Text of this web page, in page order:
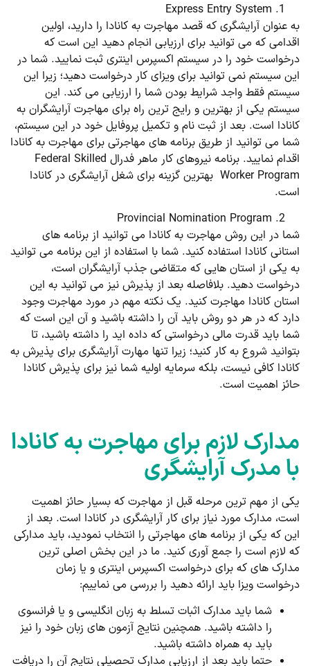
Express Entry System
به عنوان آرایشگری که قصد مهاجرت به کانادا را دارید، اولین
اقدامی که می توانید برای ارزیابی انجام دهید این است که
درخواست خود را در سیستم اکسپرس اینتری ثبت نمایید. شما در
این سیستم نمی توانید برای ویزای کار درخواست دهید؛ زیرا این
سیستم فقط واجد شرایط بودن شما را ارزیابی می کند. این
سیستم یکی از بهترین و رایج ترین راه برای مهاجرت آرایشگران به
کانادا است. بعد از ثبت نام و تکمیل پروفایل خود در این سیستم،
شما می توانید از طریق برنامه های مهاجرتی برای مهاجرت به کانادا
اقدام نمایید. برنامه نیروهای کار ماهر فدرال Federal Skilled
Worker Program بهترین گزینه برای شغل آرایشگری در کانادا
است.
Provincial Nomination Program
شما در این روش مهاجرت به کانادا می توانید از برنامه های
استانی کانادا استفاده کنید. شما با استفاده از این برنامه می توانید
به یکی از استان هایی که متقاضی جذب آرایشگران است،
درخواست دهید. بلافاصله بعد از پذیرش نیز می توانید به این
استان کانادا مهاجرت کنید. یک نکته مهم در مورد مهاجرت وجود
دارد که در هر دو روش باید آن را داشته باشید و آن این است که
شما باید قدرت مالی درخواستی که داده اید را داشته باشید، تا
بتوانید شروع به کار کنید؛ زیرا تنها مهارت آرایشگری برای پذیرش به
کانادا کافی نیست، بلکه سرمایه اولیه شما نیز برای پذیرش کانادا
حائز اهمیت است.
مدارک لازم برای مهاجرت به کانادا
با مدرک آرایشگری
یکی از مهم ترین مرحله قبل از مهاجرت که بسیار حائز اهمیت
است، مدارک مورد نیاز برای کار آرایشگری در کانادا است. بعد از
این که یکی از برنامه های مهاجرتی را انتخاب نمودید، باید مدارکی
که لازم است را جمع آوری کنید. ما در این بخش اصلی ترین
مدارک های که برای درخواست اکسپرس اینتری و یا زمان
درخواست ویزا باید ارائه دهید را بررسی می نماییم:
شما باید مدارک اثبات تسلط به زبان انگلیسی و یا فرانسوی
را داشته باشید. همچنین نتایج آزمون های زبان خود را نیز
باید به همراه داشته باشید.
حتما باید بعد از ارزیابی مدارک تحصیلی نتایج آن را دریافت